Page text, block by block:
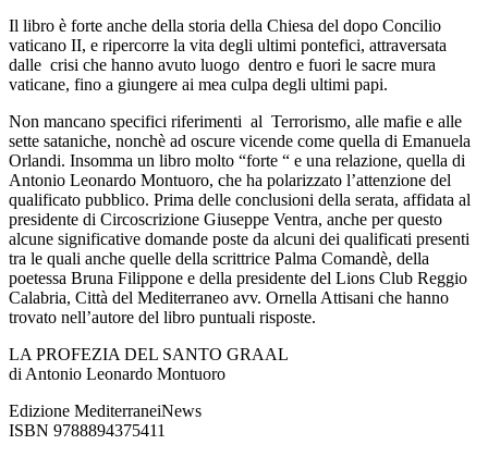
Il libro è forte anche della storia della Chiesa del dopo Concilio
vaticano II, e ripercorre la vita degli ultimi pontefici, attraversata
dalle crisi che hanno avuto luogo dentro e fuori le sacre mura
vaticane, fino a giungere ai mea culpa degli ultimi papi.
Non mancano specifici riferimenti al Terrorismo, alle mafie e alle
sette sataniche, nonchè ad oscure vicende come quella di Emanuela
Orlandi. Insomma un libro molto “forte “ e una relazione, quella di
Antonio Leonardo Montuoro, che ha polarizzato l’attenzione del
qualificato pubblico. Prima delle conclusioni della serata, affidata al
presidente di Circoscrizione Giuseppe Ventra, anche per questo
alcune significative domande poste da alcuni dei qualificati presenti
tra le quali anche quelle della scrittrice Palma Comandè, della
poetessa Bruna Filippone e della presidente del Lions Club Reggio
Calabria, Città del Mediterraneo avv. Ornella Attisani che hanno
trovato nell’autore del libro puntuali risposte.
LA PROFEZIA DEL SANTO GRAAL
di Antonio Leonardo Montuoro
Edizione MediterraneiNews
ISBN 9788894375411